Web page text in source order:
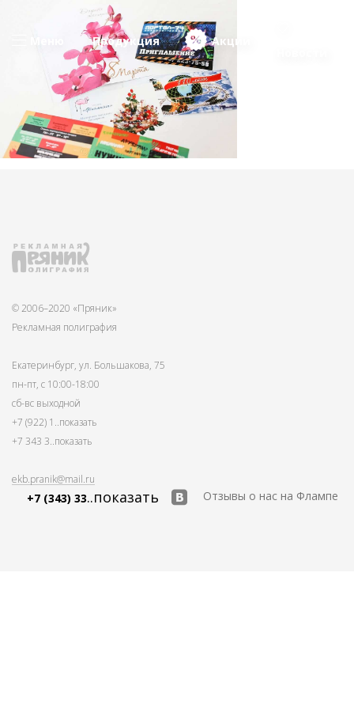
Продукция
Акции
© 2006–2020 «Пряник»
Рекламная полиграфия
Екатеринбург, ул. Большакова, 75
пн-пт, с 10:00-18:00
сб-вс выходной
+7 (922) 1 ..показать
+7 343 3..показать
ekb.pranik@mail.ru
+7 (343) 33..показать Отзывы о нас на Флампе